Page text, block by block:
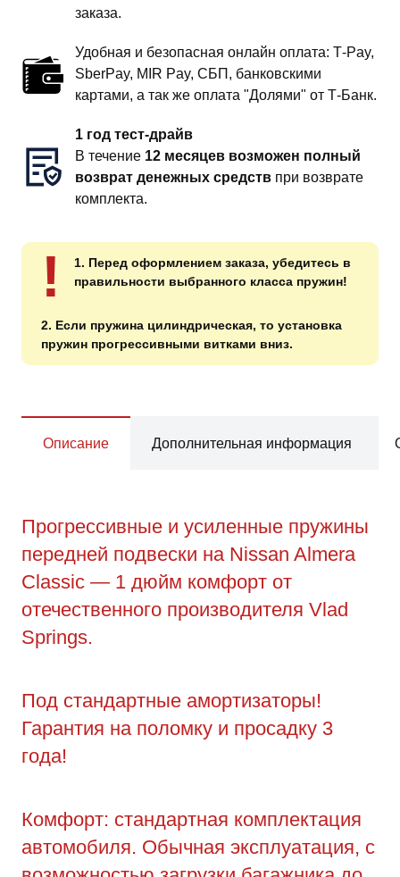
заказа.
Удобная и безопасная онлайн оплата: T‑Pay,
SberPay, MIR Pay, СБП, банковскими
картами, а так же оплата "Долями" от Т-Банк.
1 год тест-драйв
В течение 12 месяцев возможен полный
возврат денежных средств при возврате
комплекта.
!
1. Перед оформлением заказа, убедитесь в
правильности выбранного класса пружин!
2. Если пружина цилиндрическая, то установка
пружин прогрессивными витками вниз.
Описание Дополнительная информация
Прогрессивные и усиленные пружины
передней подвески на Nissan Almera
Classic — 1 дюйм комфорт от
отечественного производителя Vlad
Springs.
Под стандартные амортизаторы!
Гарантия на поломку и просадку 3
года!
Комфорт: стандартная комплектация
автомобиля. Обычная эксплуатация, с